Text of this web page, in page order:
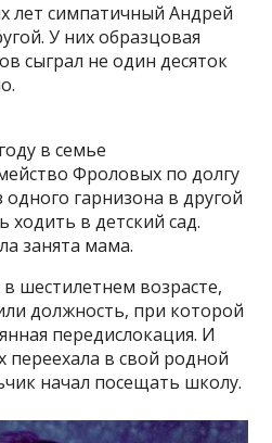
лет симпатичный Андрей
У них образцовая
сыграл не один десяток
в семье
Фроловых по долгу
гарнизона в другой
в детский сад.
занята мама.
шестилетнем возрасте,
должность, при которой
передислокация. И
переехала в свой родной
начал посещать школу.